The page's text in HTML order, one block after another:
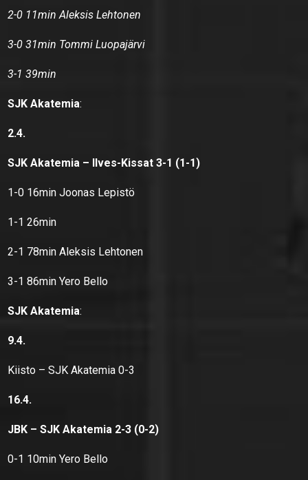
2-0 11min Aleksis Lehtonen
3-0 31min Tommi Luopajärvi
3-1 39min
SJK Akatemia:
2.4.
SJK Akatemia – Ilves-Kissat 3-1 (1-1)
1-0 16min Joonas Lepistö
1-1 26min
2-1 78min Aleksis Lehtonen
3-1 86min Yero Bello
SJK Akatemia:
9.4.
Kiisto – SJK Akatemia 0-3
16.4.
JBK – SJK Akatemia 2-3 (0-2)
0-1 10min Yero Bello